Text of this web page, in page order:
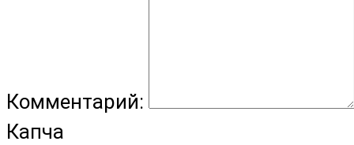
Комментарий:
Капча